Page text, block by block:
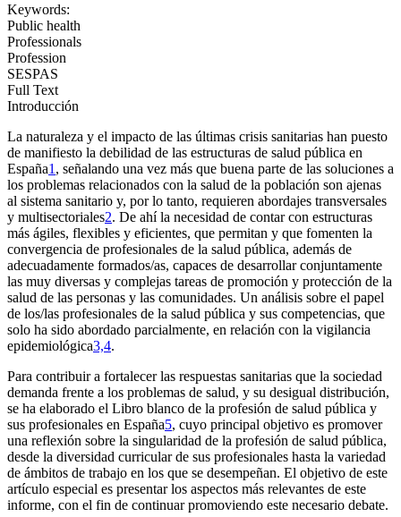
Keywords:
Public health
Professionals
Profession
SESPAS
Full Text
Introducción
La naturaleza y el impacto de las últimas crisis sanitarias han puesto
de manifiesto la debilidad de las estructuras de salud pública en
España1 , señalando una vez más que buena parte de las soluciones a
los problemas relacionados con la salud de la población son ajenas
al sistema sanitario y, por lo tanto, requieren abordajes transversales
y multisectoriales2. De ahí la necesidad de contar con estructuras
más ágiles, flexibles y eficientes, que permitan y que fomenten la
convergencia de profesionales de la salud pública, además de
adecuadamente formados/as, capaces de desarrollar conjuntamente
las muy diversas y complejas tareas de promoción y protección de la
salud de las personas y las comunidades. Un análisis sobre el papel
de los/las profesionales de la salud pública y sus competencias, que
solo ha sido abordado parcialmente, en relación con la vigilancia
epidemiológica3,4.
Para contribuir a fortalecer las respuestas sanitarias que la sociedad
demanda frente a los problemas de salud, y su desigual distribución,
se ha elaborado el Libro blanco de la profesión de salud pública y
sus profesionales en España5, cuyo principal objetivo es promover
una reflexión sobre la singularidad de la profesión de salud pública,
desde la diversidad curricular de sus profesionales hasta la variedad
de ámbitos de trabajo en los que se desempeñan. El objetivo de este
artículo especial es presentar los aspectos más relevantes de este
informe, con el fin de continuar promoviendo este necesario debate.